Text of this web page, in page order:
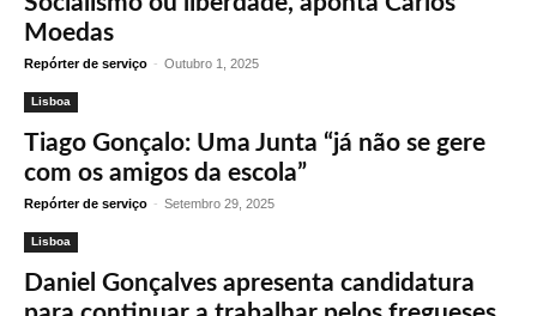
Moedas
Repórter de serviço - Outubro 1, 2025
Lisboa
Tiago Gonçalo: Uma Junta “já não se gere
com os amigos da escola”
Repórter de serviço - Setembro 29, 2025
Lisboa
Daniel Gonçalves apresenta candidatura